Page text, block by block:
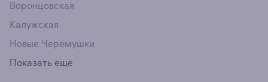
Воронцовская
Калужская
Новые Черёмушки
Показать ещё